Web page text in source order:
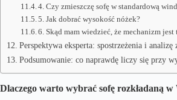
4. Czy zmieszczę sofę w standardową
5. Jak dobrać wysokość nóżek?
6. Skąd mam wiedzieć, że mechanizm jest
Perspektywa eksperta: spostrzeżenia i analizę
Podsumowanie: co naprawdę liczy się przy
Dlaczego warto wybrać sofę rozkładaną w